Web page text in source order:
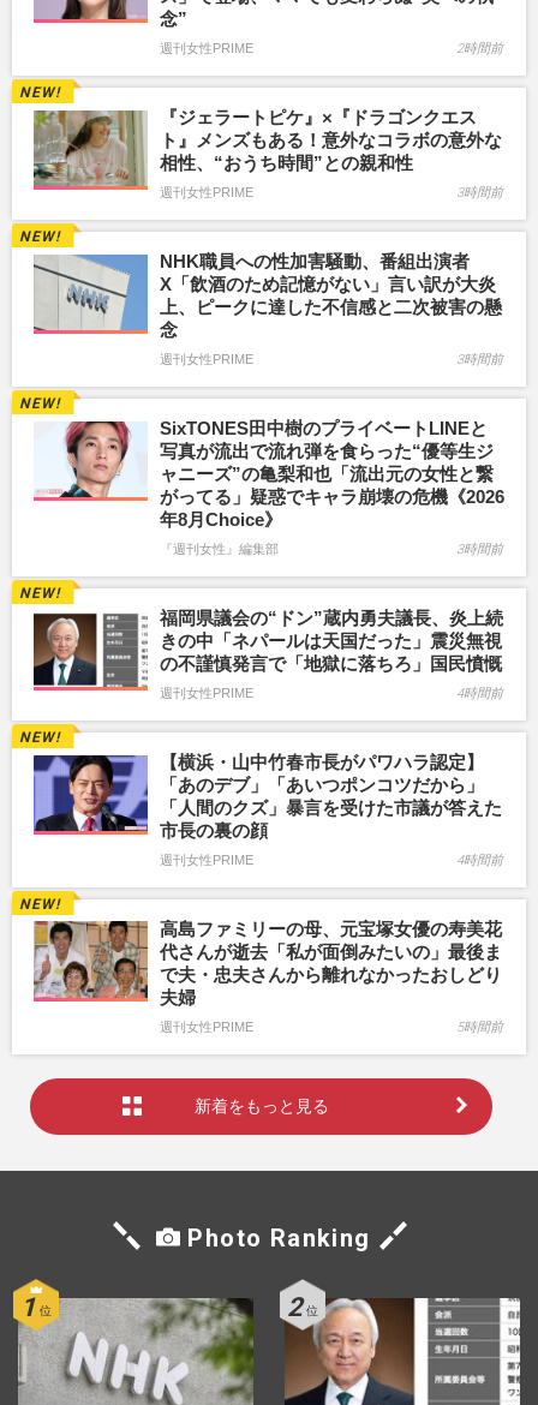
念”
週刊女性PRIME 2時間前
『ジェラートピケ』×『ドラゴンクエス
ト』メンズもある！意外なコラボの意外な
相性、“おうち時間”との親和性
週刊女性PRIME 3時間前
NHK職員への性加害騒動、番組出演者
X「飲酒のため記憶がない」言い訳が大炎
上、ピークに達した不信感と二次被害の懸
念
週刊女性PRIME 3時間前
SixTONES田中樹のプライベートLINEと
写真が流出で流れ弾を食らった“優等生ジ
ャニーズ”の亀梨和也「流出元の女性と繋
がってる」疑惑でキャラ崩壊の危機《2026
年8月Choice》
『週刊女性』編集部 3時間前
福岡県議会の“ドン”蔵内勇夫議長、炎上続
きの中「ネパールは天国だった」震災無視
の不謹慎発言で「地獄に落ちろ」国民憤慨
週刊女性PRIME 4時間前
【横浜・山中竹春市長がパワハラ認定】
「あのデブ」「あいつポンコツだから」
「人間のクズ」暴言を受けた市議が答えた
市長の裏の顔
週刊女性PRIME 4時間前
高島ファミリーの母、元宝塚女優の寿美花
代さんが逝去「私が面倒みたいの」最後ま
で夫・忠夫さんから離れなかったおしどり
夫婦
週刊女性PRIME 5時間前
新着をもっと見る
Photo Ranking